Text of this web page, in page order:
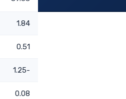
1.84
0.51
-1.25
0.08